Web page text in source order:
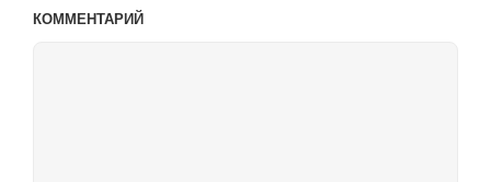
КОММЕНТАРИЙ